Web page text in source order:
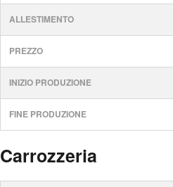
ALLESTIMENTO
PREZZO
INIZIO PRODUZIONE
FINE PRODUZIONE
Carrozzeria